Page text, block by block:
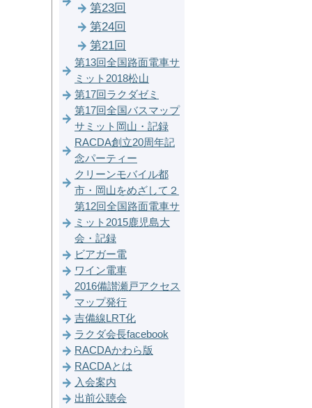
第23回
第24回
第21回
第13回全国路面電車サ
ミット2018松山
第17回ラクダゼミ
第17回全国バスマップ
サミット岡山・記録
RACDA創立20周年記
念パーティー
クリーンモバイル都
市・岡山をめざして２
第12回全国路面電車サ
ミット2015鹿児島大
会・記録
ビアガー電
ワイン電車
2016備讃瀬戸アクセス
マップ発行
吉備線LRT化
ラクダ会長facebook
RACDAかわら版
RACDAとは
入会案内
出前公聴会